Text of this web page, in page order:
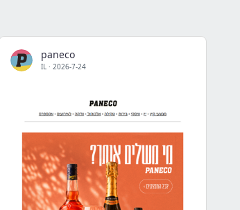
paneco
IL · 2026-7-24